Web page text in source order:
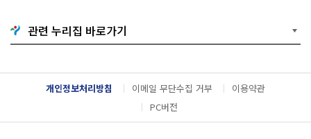
기
G
o
g
l
e
l
e
서
다
운
드
관련 누리집 바로가기
개인정보처리방침 이메일 무단수집 거부
이용약관
PC버전